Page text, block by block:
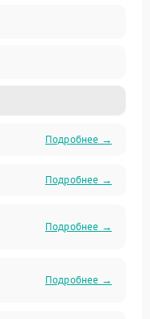
Подробнее →
Подробнее →
Подробнее →
Подробнее →